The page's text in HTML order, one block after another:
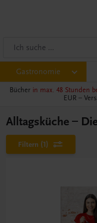
Gastronomie
Bücher in max. 48 Stunden
EUR –
Alltagsküche –
Filtern (1)